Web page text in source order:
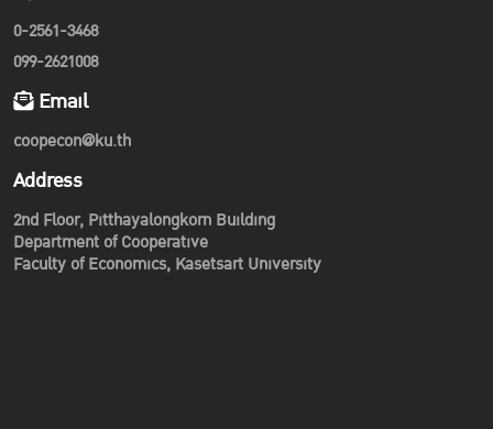
0-2561-3468
099-2621008
Email
coopecon@ku.th
Address
2nd Floor, Pitthayalongkorn Building
Department of Cooperative
Faculty of Economics, Kasetsart University